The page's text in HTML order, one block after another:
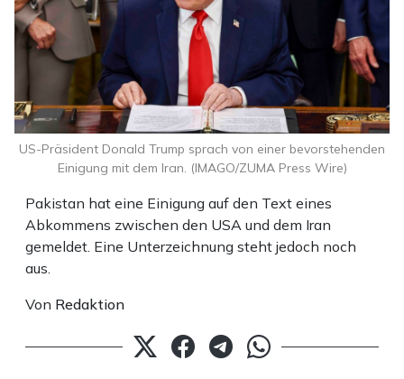
Pakistan hat eine Einigung auf den Text eines
Abkommens zwischen den USA und dem Iran
gemeldet. Eine Unterzeichnung steht jedoch noch
aus.
Von Redaktion
US-Präsident Donald Trump sprach von einer bevorstehenden
Einigung mit dem Iran. (IMAGO/ZUMA Press Wire)